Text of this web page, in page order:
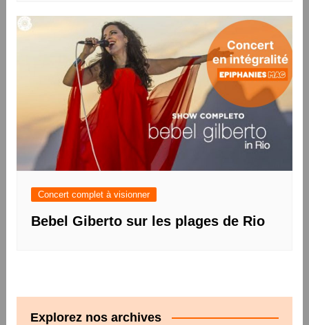
Concert complet à visionner
Bebel Giberto sur les plages de Rio
Explorez nos archives